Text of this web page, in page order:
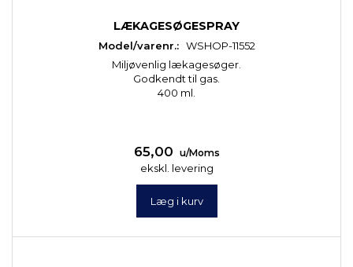
LÆKAGESØGESPRAY
Model/varenr.: WSHOP-11552
Miljøvenlig lækagesøger.
Godkendt til gas.
400 ml.
65,00 u/Moms
ekskl. levering
Læg i kurv